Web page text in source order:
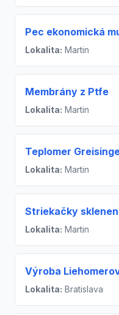
Pec ekonomická
Lokalita: Martin
Membrány z Ptfe
Lokalita: Martin
Teplomer
Lokalita: Martin
Striekačky
Lokalita: Martin
Výroba
Lokalita: Bratislava